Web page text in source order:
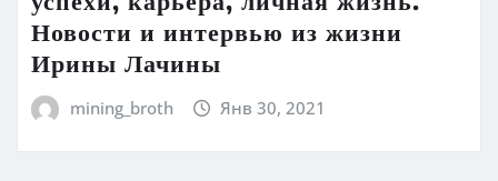
Новости и интервью из жизни
Ирины Лачины
mining_broth Янв 30, 2021